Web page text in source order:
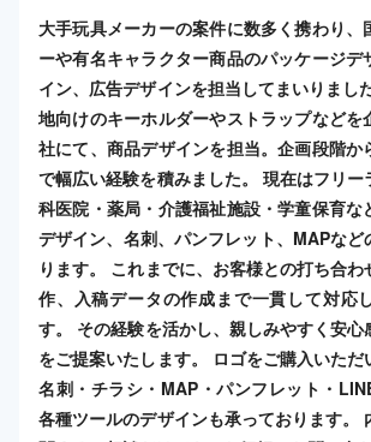
大手玩具メーカーの案件に数多く携わり、
ーや有名キャラクター商品のパッケージデ
イン、広告デザインを担当してまいりまし
地向けのキーホルダーやストラップなどを
社にて、商品デザインを担当。企画段階か
で幅広い経験を積みました。 現在はフリ
科医院・薬局・介護福祉施設・学童保育な
デザイン、名刺、パンフレット、MAPなど
ります。 これまでに、お客様との打ち合
作、入稿データの作成まで一貫して対応
す。 その経験を活かし、親しみやすく安
をご提案いたします。 ロゴをご購入いただ
名刺・チラシ・MAP・パンフレット・
各種ツールのデザインも承っております。